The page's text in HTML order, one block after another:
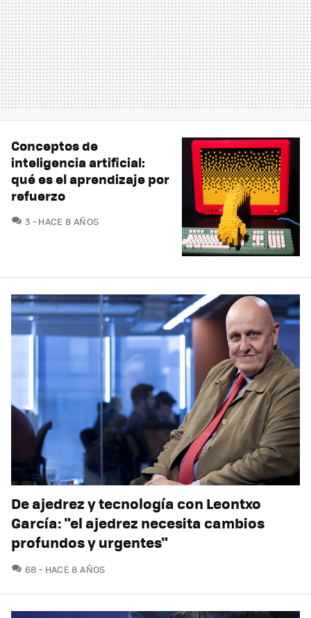
Conceptos de
inteligencia artificial:
qué es el aprendizaje por
refuerzo
3 COMENTARIOS
HACE 8 AÑOS
De ajedrez y tecnología con Leontxo
García: "el ajedrez necesita cambios
profundos y urgentes"
68 COMENTARIOS
HACE 8 AÑOS